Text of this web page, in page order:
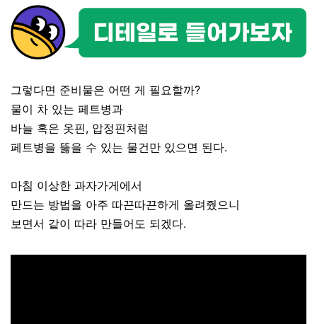
그렇다면 준비물은 어떤 게 필요할까?
물이 차 있는 페트병과
바늘 혹은 옷핀, 압정핀처럼
페트병을 뚫을 수 있는 물건만 있으면 된다.
마침 이상한 과자가게에서
만드는 방법을 아주 따끈따끈하게 올려줬으니
보면서 같이 따라 만들어도 되겠다.